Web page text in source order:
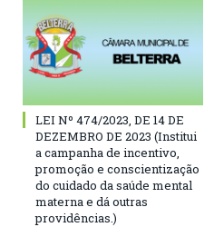
LEI Nº 474/2023, DE 14 DE
DEZEMBRO DE 2023 (Institui
a campanha de incentivo,
promoção e conscientização
do cuidado da saúde mental
materna e dá outras
providências.)